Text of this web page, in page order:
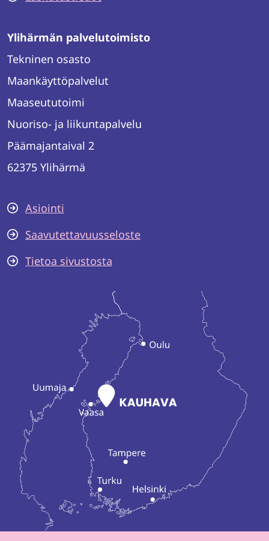
Ylihärmän palvelutoimisto
Tekninen osasto
Maankäyttöpalvelut
Maaseututoimi
Nuoriso- ja liikuntapalvelu
Päämajantaival 2
62375 Ylihärmä
Asiointi
Saavutettavuusseloste
Tietoa sivustosta